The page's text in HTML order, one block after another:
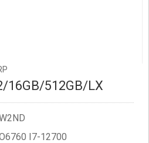
16GB/512GB/LX
I7-12700